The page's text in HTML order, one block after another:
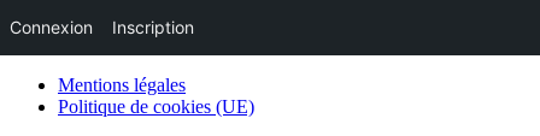
Mentions légales
Politique de cookies (UE)
Connexion Inscription